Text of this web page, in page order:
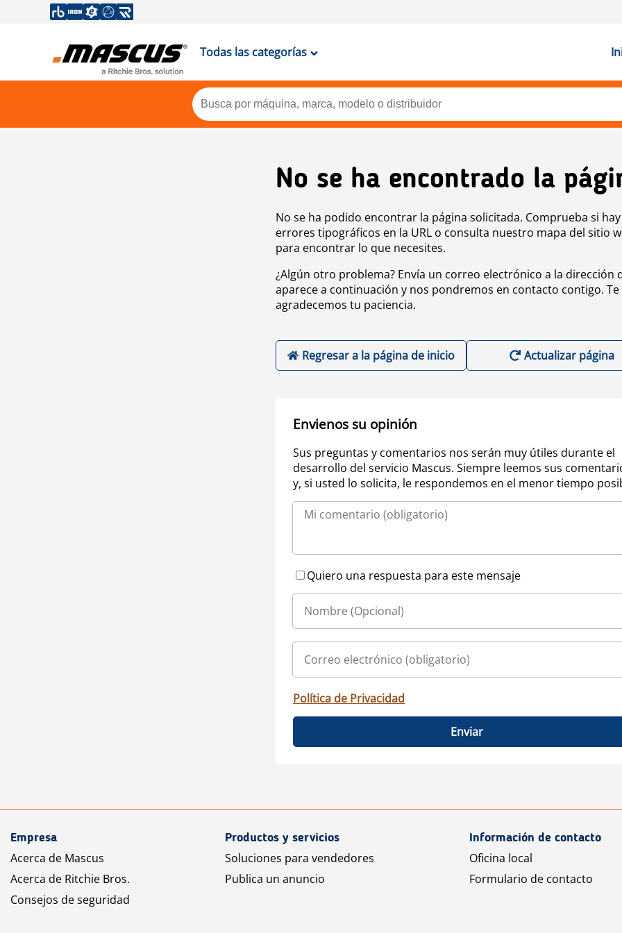
Todas las categorías
No se ha encontrado la
No se ha podido encontrar la página solicitada. Comprueba si hay
errores tipográficos en la URL o consulta nuestro mapa del sitio
para encontrar lo que necesites.
¿Algún otro problema? Envía un correo electrónico a la dirección
aparece a continuación y nos pondremos en contacto contigo. Te
agradecemos tu paciencia.
Regresar a la página de inicio Actualizar página
Envienos su opinión
Sus preguntas y comentarios nos serán muy útiles durante el
desarrollo del servicio Mascus. Siempre leemos sus
y, si usted lo solicita, le respondemos en el menor tiempo
Quiero una respuesta para este mensaje
Política de Privacidad
Enviar
Empresa
Acerca de Mascus
Acerca de Ritchie Bros.
Consejos de seguridad
Productos y servicios
Soluciones para vendedores
Publica un anuncio
Información de contacto
Oficina local
Formulario de contacto